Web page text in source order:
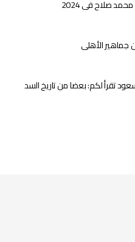
جماهير الأهلى
تقرأ لكم: بعضا من تاريخ السد